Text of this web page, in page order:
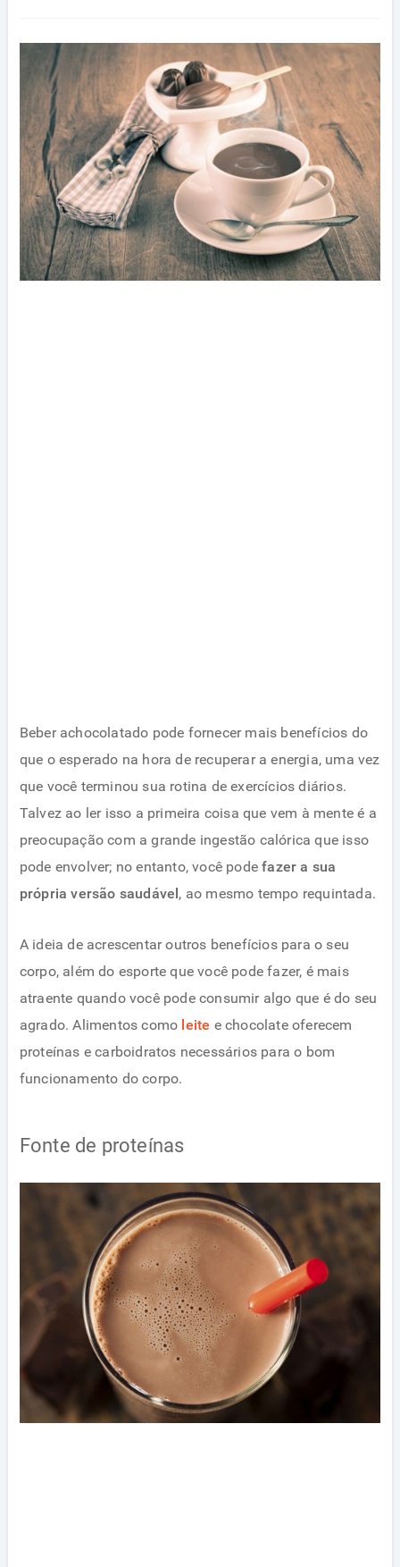
Beber achocolatado pode fornecer mais benefícios do
que o esperado na hora de recuperar a energia, uma vez
que você terminou sua rotina de exercícios diários.
Talvez ao ler isso a primeira coisa que vem à mente é a
preocupação com a grande ingestão calórica que isso
pode envolver; no entanto, você podefazer a sua
própria versão saudável, ao mesmo tempo requintada.
A ideia de acrescentar outros benefícios para o seu
corpo, além do esporte que você pode fazer, é mais
atraente quando você pode consumir algo que é do seu
agrado. Alimentos como leite e chocolate oferecem
proteínas e carboidratos necessários para o bom
funcionamento do corpo.
Fonte de proteínas